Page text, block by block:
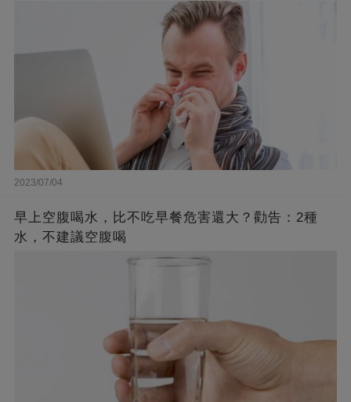
2023/07/04
早上空腹喝水，比不吃早餐危害還大？勸告：2種
水，不建議空腹喝